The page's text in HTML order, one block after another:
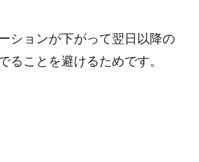
ションが下がって翌日以降の
ることを避けるためです。